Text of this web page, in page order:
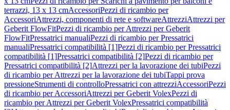
terrazzi, 13 x 13 cmAccessoriPezzi di ricambio per
AccessoriAttrezzi, componenti di rete e softwareAttrezziAttrezzi per
Geberit FlowFitPezzi di ricambio per Attrezzi per Geberit
FlowFitPressatrici manualiPezzi di ricambio per Pressatrici
manualiPressatrici compatibilità [1]Pezzi di ricambio per Pressatrici
compatibilità [1]Pressatrici compatibilità [2]Pezzi di ricambio per
Pressatrici compatibilità [2]Attrezzi per la lavorazione dei tubiPezzi
di ricambio per Attrezzi per la lavorazione dei tubiTappi prova
pressioneStrumenti di controlloPressatrici con attrezziAccessoriPezzi
di ricambio per AccessoriAttrezzi per Geberit VolexPezzi di
ricambio per Attrezzi per Geberit VolexPressatrici compatibilità